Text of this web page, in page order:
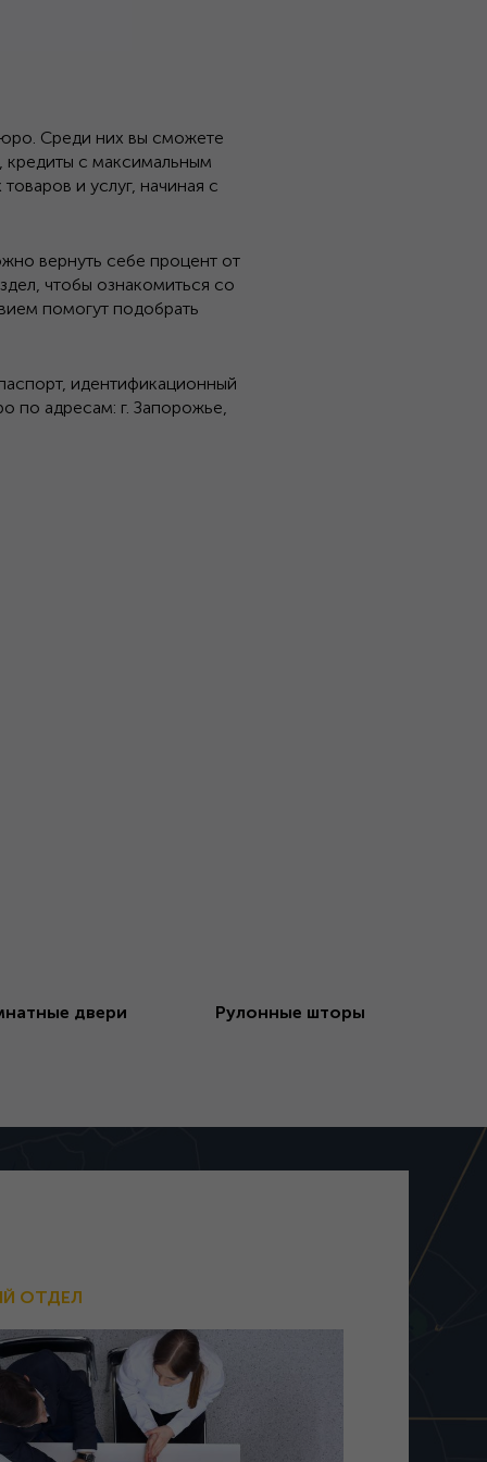
Среди них вы сможете
кредиты с максимальным
и услуг, начиная с
вернуть себе процент от
чтобы ознакомиться со
помогут подобрать
идентификационный
по адресам: г. Запорожье,
двери Рулонные шторы
ОТДЕЛ